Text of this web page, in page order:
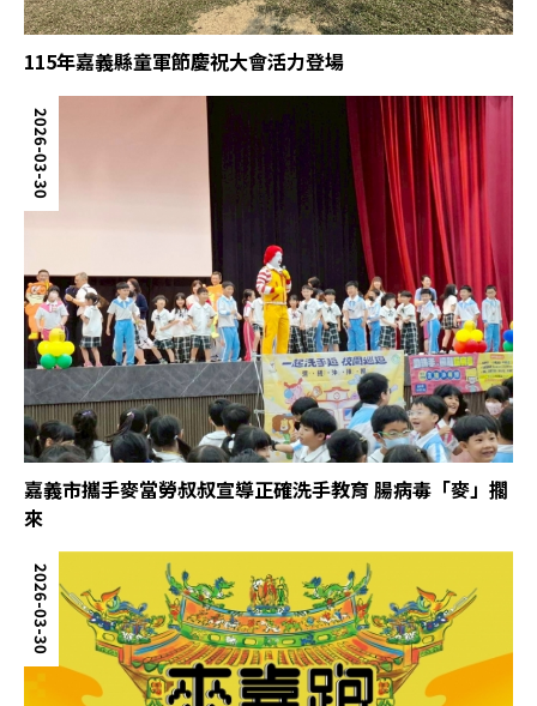
115年嘉義縣童軍節慶祝大會活力登場
2026-03-30
嘉義市攜手麥當勞叔叔宣導正確洗手教育 腸病毒「麥」擱
來
2026-03-30